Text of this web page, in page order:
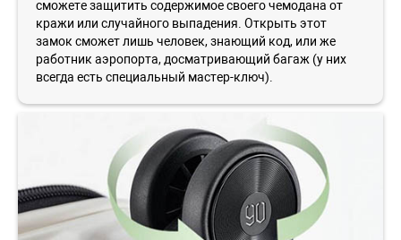
сможете защитить содержимое своего чемодана от
кражи или случайного выпадения. Открыть этот
замок сможет лишь человек, знающий код, или же
работник аэропорта, досматривающий багаж (у них
всегда есть специальный мастер-ключ).